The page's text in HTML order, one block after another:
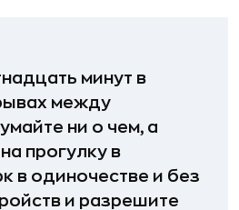
минут в
между
ни о чем, а
прогулку в
в одиночестве и без
и разрешите